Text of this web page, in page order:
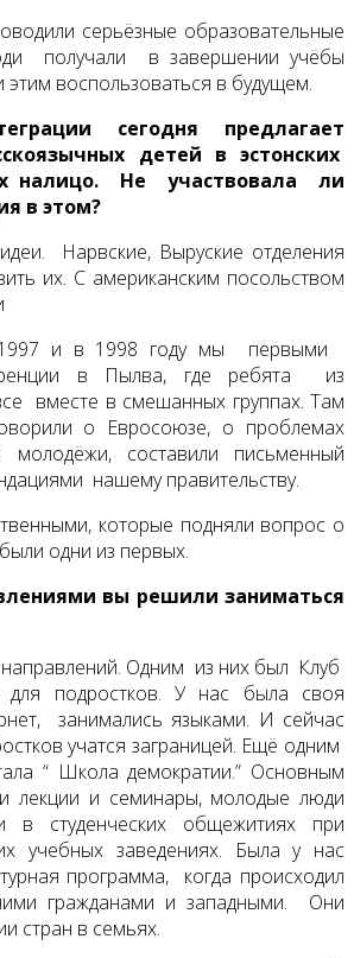
серьёзные образовательные
получали в завершении учёбы
этим воспользоваться в будущем.
сегодня предлагает
детей в эстонских
налицо. Не участвовала ли
в этом?
Нарвские, Выруские отделения
их. С американским посольством
и в 1998 году мы первыми
в Пылва, где ребята из
вместе в смешанных группах. Там
о Евросоюзе, о проблемах
молодёжи, составили письменный
нашему правительству.
которые подняли вопрос о
одни из первых.
вы решили заниматься
Одним из них был Клуб
для подростков. У нас была своя
занимались языками. И сейчас
учатся заграницей. Ещё одним
“ Школа демократии.” Основным
лекции и семинары, молодые люди
в студенческих общежитиях при
учебных заведениях. Была у нас
программа, когда происходил
гражданами и западными. Они
стран в семьях.